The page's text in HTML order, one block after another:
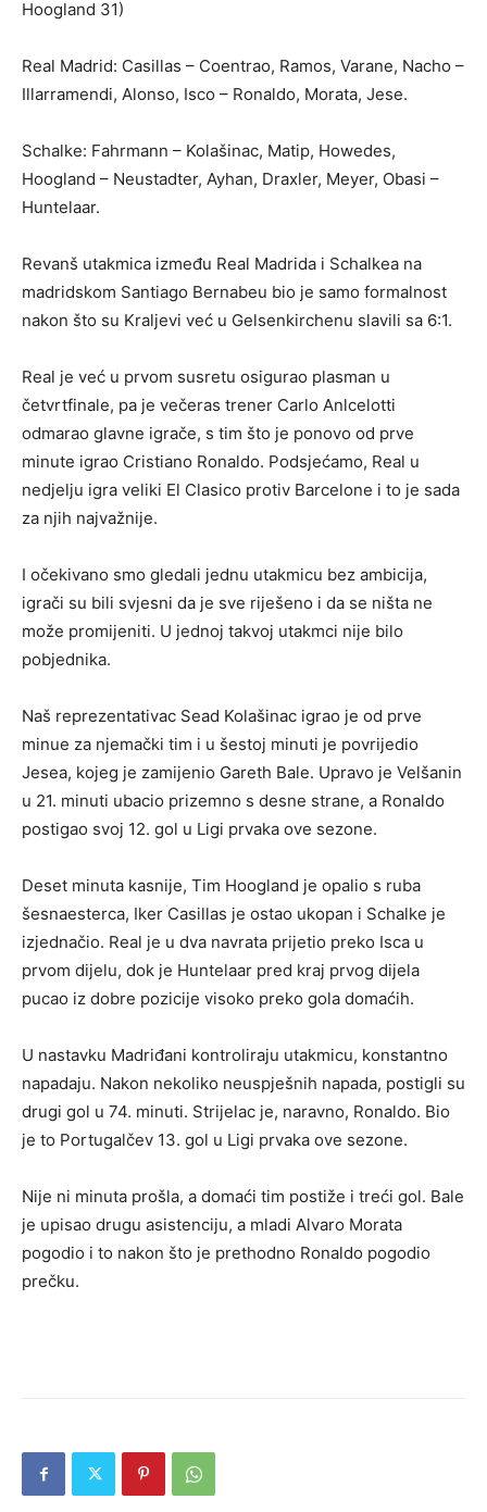
Hoogland 31)
Real Madrid: Casillas – Coentrao, Ramos, Varane, Nacho –
Illarramendi, Alonso, Isco – Ronaldo, Morata, Jese.
Schalke: Fahrmann – Kolašinac, Matip, Howedes,
Hoogland – Neustadter, Ayhan, Draxler, Meyer, Obasi –
Huntelaar.
Revanš utakmica između Real Madrida i Schalkea na
madridskom Santiago Bernabeu bio je samo formalnost
nakon što su Kraljevi već u Gelsenkirchenu slavili sa 6:1.
Real je već u prvom susretu osigurao plasman u
četvrtfinale, pa je večeras trener Carlo Anlcelotti
odmarao glavne igrače, s tim što je ponovo od prve
minute igrao Cristiano Ronaldo. Podsjećamo, Real u
nedjelju igra veliki El Clasico protiv Barcelone i to je sada
za njih najvažnije.
I očekivano smo gledali jednu utakmicu bez ambicija,
igrači su bili svjesni da je sve riješeno i da se ništa ne
može promijeniti. U jednoj takvoj utakmci nije bilo
pobjednika.
Naš reprezentativac Sead Kolašinac igrao je od prve
minue za njemački tim i u šestoj minuti je povrijedio
Jesea, kojeg je zamijenio Gareth Bale. Upravo je Velšanin
u 21. minuti ubacio prizemno s desne strane, a Ronaldo
postigao svoj 12. gol u Ligi prvaka ove sezone.
Deset minuta kasnije, Tim Hoogland je opalio s ruba
šesnaesterca, Iker Casillas je ostao ukopan i Schalke je
izjednačio. Real je u dva navrata prijetio preko Isca u
prvom dijelu, dok je Huntelaar pred kraj prvog dijela
pucao iz dobre pozicije visoko preko gola domaćih.
U nastavku Madriđani kontroliraju utakmicu, konstantno
napadaju. Nakon nekoliko neuspješnih napada, postigli su
drugi gol u 74. minuti. Strijelac je, naravno, Ronaldo. Bio
je to Portugalčev 13. gol u Ligi prvaka ove sezone.
Nije ni minuta prošla, a domaći tim postiže i treći gol. Bale
je upisao drugu asistenciju, a mladi Alvaro Morata
pogodio i to nakon što je prethodno Ronaldo pogodio
prečku.